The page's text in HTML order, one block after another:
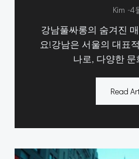
Kim -4
강남풀싸롱의 숨겨진
요!강남은 서울의 대표
나로, 다양한
Read